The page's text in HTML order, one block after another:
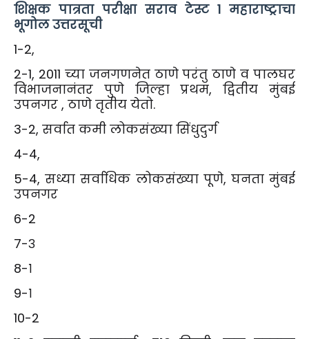
शिक्षक पात्रता परीक्षा सराव टेस्ट 1 महाराष्ट्राचा
भूगोल उत्तरसूची
1-2,
2-1, 2011 च्या जनगणनेत ठाणे परंतु ठाणे व पालघर
विभाजनानंतर पुणे जिल्हा प्रथम, द्वितीय मुंबई
उपनगर , ठाणे तृतीय येतो.
3-2, सर्वात कमी लोकसंख्या सिंधुदुर्ग
4-4,
5-4, सध्या सर्वाधिक लोकसंख्या पूणे, घनता मुंबई
उपनगर
6-2
7-३
8-१
9-१
10-2